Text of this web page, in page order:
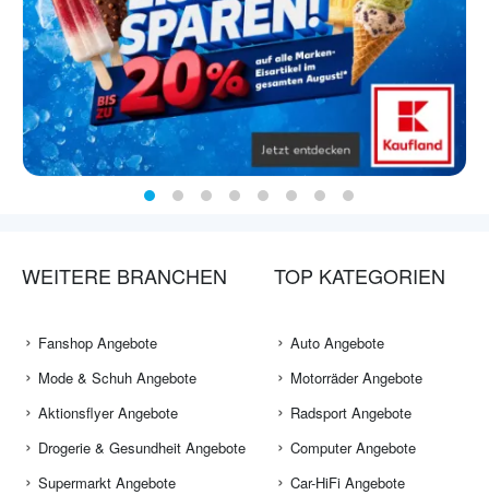
WEITERE BRANCHEN
Fanshop Angebote
Mode & Schuh Angebote
Aktionsflyer Angebote
Drogerie & Gesundheit Angebote
Supermarkt Angebote
TOP KATEGORIEN
Auto Angebote
Motorräder Angebote
Radsport Angebote
Computer Angebote
Car-HiFi Angebote